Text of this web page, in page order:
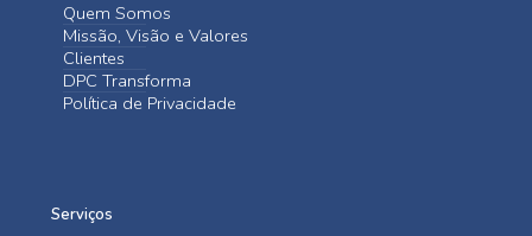
Quem Somos
Missão, Visão e Valores
Clientes
DPC Transforma
Política de Privacidade
Serviços